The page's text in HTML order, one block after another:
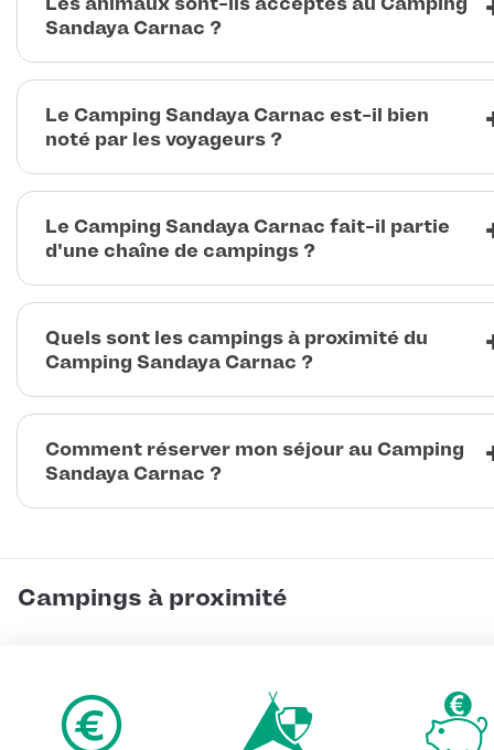
Sandaya Carnac ?
Le Camping Sandaya Carnac est-il bien
noté par les voyageurs ?
Le Camping Sandaya Carnac fait-il partie
d'une chaîne de campings ?
Quels sont les campings à proximité du
Camping Sandaya Carnac ?
Comment réserver mon séjour au Camping
Sandaya Carnac ?
Campings à proximité